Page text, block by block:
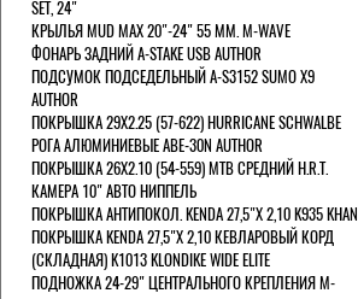
SET, 24"
КРЫЛЬЯ MUD MAX 20"-24" 55 ММ. M-WAVE
ФОНАРЬ ЗАДНИЙ A-STAKE USB AUTHOR
ПОДСУМОК ПОДСЕДЕЛЬНЫЙ A-S3152 SUMO X9
AUTHOR
ПОКРЫШКА 29X2.25 (57-622) HURRICANE SCHWALBE
РОГА АЛЮМИНИЕВЫЕ ABE-30N AUTHOR
ПОКРЫШКА 26X2.10 (54-559) MTB СРЕДНИЙ H.R.T.
КАМЕРА 10" АВТО НИППЕЛЬ
ПОКРЫШКА АНТИПОКОЛ. KENDA 27,5"Х 2,10 K935 KHAN
ПОКРЫШКА KENDA 27,5"Х 2,10 КЕВЛАРОВЫЙ КОРД
(СКЛАДНАЯ) K1013 KLONDIKE WIDE ELITE
ПОДНОЖКА 24-29" ЦЕНТРАЛЬНОГО КРЕПЛЕНИЯ M-